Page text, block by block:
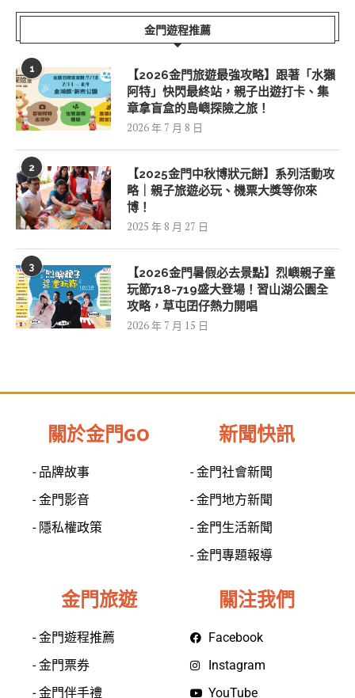
金門遊程推薦
1
【2026金門旅遊最強攻略】跟著「水獺
阿特」快閃最終站，親子出遊打卡、集
章拿盲盒的島嶼探險之旅！
2026 年 7 月 8 日
2
【2025金門中秋博狀元餅】系列活動攻
略｜親子旅遊必玩、機票大獎等你來
博！
2025 年 8 月 27 日
3
【2026金門暑假必去景點】烈嶼親子童
玩節718-719盛大登場！習山湖公園全
攻略，草屯囝仔熱力開唱
2026 年 7 月 15 日
關於金門GO
- 品牌故事
- 金門影音
- 隱私權政策
新聞快訊
- 金門社會新聞
- 金門地方新聞
- 金門生活新聞
- 金門專題報導
金門旅遊
- 金門遊程推薦
- 金門票券
- 金門伴手禮
關注我們
Facebook
Instagram
YouTube